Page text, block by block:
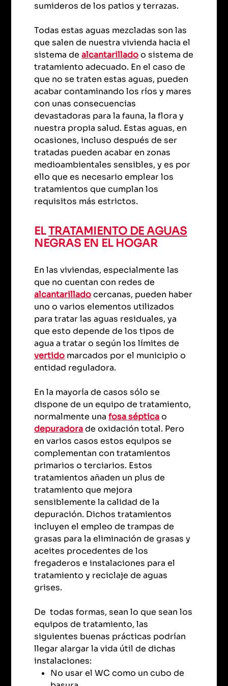
sumideros de los patios y terrazas.
Todas estas aguas mezcladas son las
que salen de nuestra vivienda hacia el
sistema dealcantarilladoo sistema de
tratamiento adecuado. En el caso de
que no se traten estas aguas, pueden
acabar contaminando los ríos y mares
con unas consecuencias
devastadoras para la fauna, la flora y
nuestra propia salud. Estas aguas, en
ocasiones, incluso después de ser
tratadas pueden acabar en zonas
medioambientales sensibles, y es por
ello que es necesario emplear los
tratamientos que cumplan los
requisitos más estrictos.
ELTRATAMIENTO DE AGUAS
NEGRAS EN EL HOGAR
En las viviendas, especialmente las
que no cuentan con redes de
alcantarilladocercanas, pueden haber
uno o varios elementos utilizados
para tratar las aguas residuales, ya
que esto depende de los tipos de
agua a tratar o según los límites de
vertido marcados por el municipio o
entidad reguladora.
En la mayoría de casos sólo se
dispone de un equipo de tratamiento,
normalmente unafosa sépticao
depuradorade oxidación total. Pero
en varios casos estos equipos se
complementan con tratamientos
primarios o terciarios. Estos
tratamientos añaden un plus de
tratamiento que mejora
sensiblemente la calidad de la
depuración. Dichos tratamientos
incluyen el empleo de trampas de
grasas para la eliminación de grasas y
aceites procedentes de los
fregaderos e instalaciones para el
tratamiento y reciclaje de aguas
grises.
De todas formas, sean lo que sean los
equipos de tratamiento, las
siguientes buenas prácticas podrían
llegar alargar la vida útil de dichas
instalaciones:
No usar el WC como un cubo de